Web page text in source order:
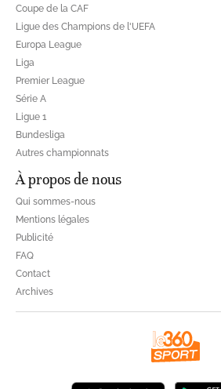
Coupe de la CAF
Ligue des Champions de l'UEFA
Europa League
Liga
Premier League
Série A
Ligue 1
Bundesliga
Autres championnats
À propos de nous
Qui sommes-nous
Mentions légales
Publicité
FAQ
Contact
Archives